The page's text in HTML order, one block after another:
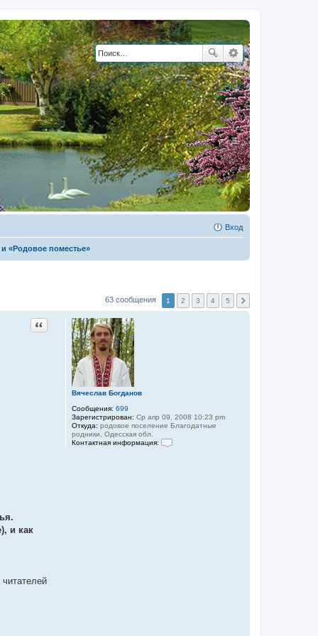
Вход
«Родовое поместье»
63 сообщения 1 2 3 4 5
Вячеслав Богданов
Сообщения: 699
Зарегистрирован: Ср апр 09, 2008 10:23 pm
Откуда: родовое поселение Благодатные
родники, Одесская обл.
Контактная информация:
Цитата
и как